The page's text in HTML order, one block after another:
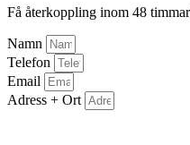
Få återkoppling inom 48
Namn
Telefon
Email
Adress + Ort